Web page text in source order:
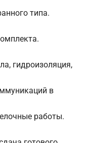
типа.
гидроизоляция,
в
работы.